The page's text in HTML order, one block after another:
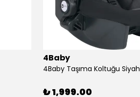
4Baby
4Baby Taşıma Koltuğu Siyah
₺ 1,999.00